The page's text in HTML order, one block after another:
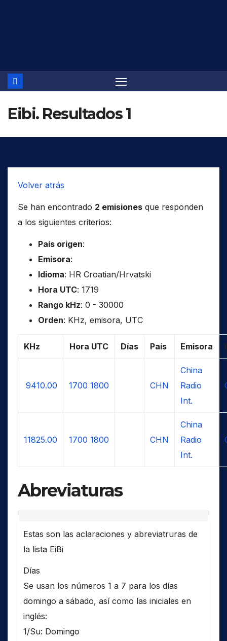
Eibi. Resultados 1
Volver atrás
Se han encontrado 2 emisiones que responden
a los siguientes criterios:
País origen:
Emisora:
Idioma: HR Croatian/Hrvatski
Hora UTC: 1719
Rango kHz: 0 - 30000
Orden: KHz, emisora, UTC
KHz Hora UTC Días País Emisora
9410.00 1700 1800 CHN
China
Radio
Int.
11825.00 1700 1800 CHN
China
Radio
Int.
Abreviaturas
Estas son las aclaraciones y abreviatruras de
la lista EiBi
Días
Se usan los números 1 a 7 para los días
domingo a sábado, así como las iniciales en
inglés:
1/Su: Domingo